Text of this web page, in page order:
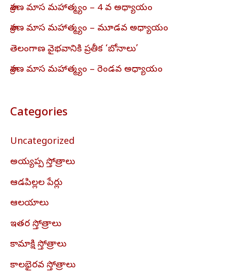
శ్రావణ మాస మహాత్మ్యం – 4 వ అధ్యాయం
శ్రావణ మాస మహాత్మ్యం – మూడవ అధ్యాయం
తెలంగాణ వైభవానికి ప్రతీక ‘బోనాలు’
శ్రావణ మాస మహాత్మ్యం – రెండవ అధ్యాయం
Categories
Uncategorized
అయ్యప్ప స్తోత్రాలు
ఆడపిల్లల పేర్లు
ఆలయాలు
ఇతర స్తోత్రాలు
కామాక్షి స్తోత్రాలు
కాలభైరవ స్తోత్రాలు